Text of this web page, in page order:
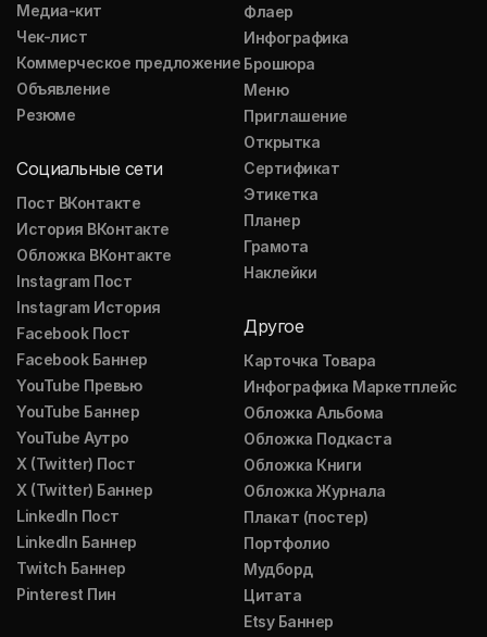
Медиа-кит
Чек-лист
Коммерческое предложение
Объявление
Резюме
Социальные сети
Пост ВКонтакте
История ВКонтакте
Обложка ВКонтакте
Instagram Пост
Instagram История
Facebook Пост
Facebook Баннер
YouTube Превью
YouTube Баннер
YouTube Аутро
X (Twitter) Пост
X (Twitter) Баннер
LinkedIn Пост
LinkedIn Баннер
Twitch Баннер
Pinterest Пин
Флаер
Инфографика
Брошюра
Меню
Приглашение
Открытка
Сертификат
Этикетка
Планер
Грамота
Наклейки
Другое
Карточка Товара
Инфографика Маркетплейс
Обложка Альбома
Обложка Подкаста
Обложка Книги
Обложка Журнала
Плакат (постер)
Портфолио
Мудборд
Цитата
Etsy Баннер